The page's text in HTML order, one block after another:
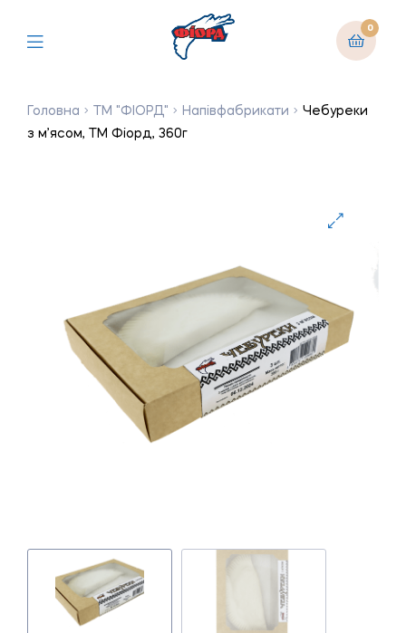
0
Головна ТМ "ФІОРД" Напівфабрикати
Чебуреки
з м’ясом, ТМ Фіорд, 360г